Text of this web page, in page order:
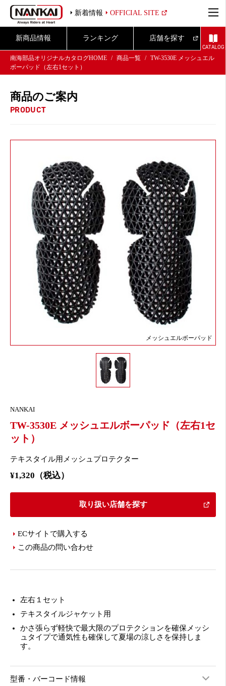
新着情報 OFFICIAL SITE
新商品情報 ランキング 店舗を探す
CATALOG
南海部品オリジナルカタログHOME
商品一覧
TW-3530E メッシュエル
ボーパッド（左右1セット）
商品のご案内
PRODUCT
メッシュエルボーパッド
NANKAI
TW-3530E メッシュエルボーパッド（左右1セ
ット）
テキスタイル用メッシュプロテクター
¥1,320（税込）
取り扱い店舗を探す
ECサイトで購入する
この商品の問い合わせ
左右１セット
テキスタイルジャケット用
かさ張らず軽快で最大限のプロテクションを確保メッシ
ュタイプで通気性も確保して夏場の涼しさを保持しま
す。
型番・バーコード情報